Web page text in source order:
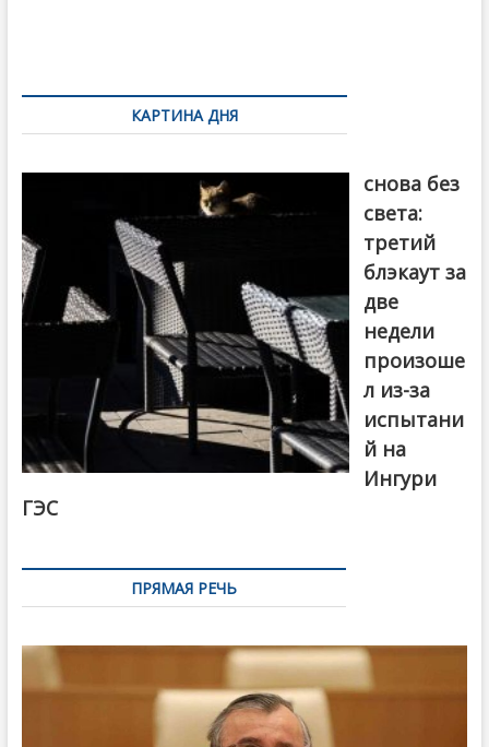
по
записямКАРТИНА ДНЯ
снова без
света:
третий
блэкаут за
две
недели
произоше
л из-за
испытани
й на
Ингури
ГЭС
ПРЯМАЯ РЕЧЬ